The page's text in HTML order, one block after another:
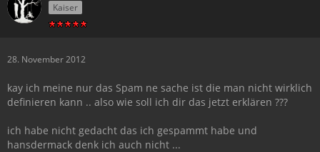
Kaiser
28. November 2012
kay ich meine nur das Spam ne sache ist die man nicht wirklich
definieren kann .. also wie soll ich dir das jetzt erklären ???
ich habe nicht gedacht das ich gespammt habe und
hansdermack denk ich auch nicht ...